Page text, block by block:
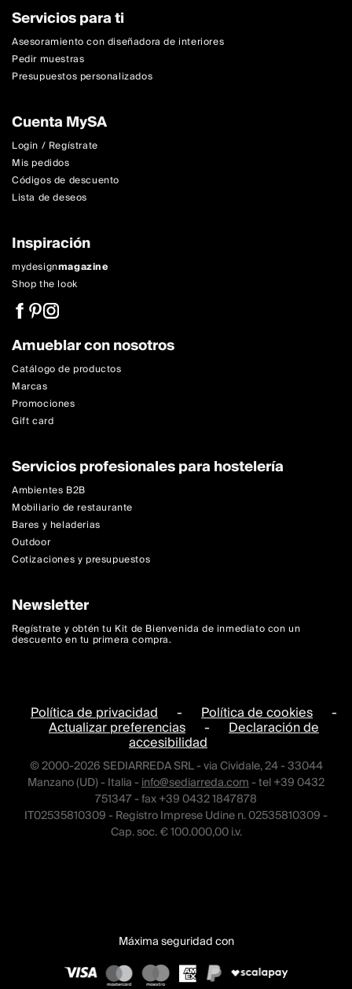
Servicios para ti
Asesoramiento con diseñadora de interiores
Pedir muestras
Presupuestos personalizados
Cuenta MySA
Login / Regístrate
Mis pedidos
Códigos de descuento
Lista de deseos
Inspiración
mydesignmagazine
Shop the look
Amueblar con nosotros
Catálogo de productos
Marcas
Promociones
Gift card
Servicios profesionales para hostelería
Ambientes B2B
Mobiliario de restaurante
Bares y heladerias
Outdoor
Cotizaciones y presupuestos
Newsletter
Regístrate y obtén tu Kit de Bienvenida de inmediato con un
descuento en tu primera compra.
Política de privacidad - Política de cookies -
Actualizar preferencias - Declaración de
accesibilidad
© 2000-2026 SEDIARREDA SRL - via Cividale, 24 - 33044
Manzano (UD) - Italia -info@sediarreda.com- tel +39 0432
751347 - fax +39 0432 1847878
IT02535810309 - Registro Imprese Udine n. 02535810309 -
Cap. soc. € 100.000,00 i.v.
Máxima seguridad con